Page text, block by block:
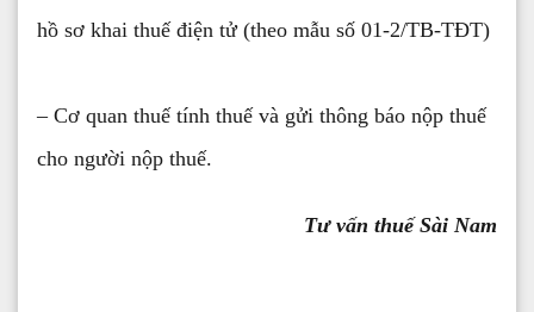
hồ sơ khai thuế điện tử (theo mẫu số 01-2/TB-TĐT)
– Cơ quan thuế tính thuế và gửi thông báo nộp thuế
cho người nộp thuế.
Tư vấn thuế Sài Nam